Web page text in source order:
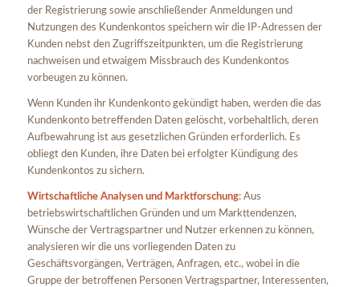
der Registrierung sowie anschließender Anmeldungen und
Nutzungen des Kundenkontos speichern wir die IP-Adressen der
Kunden nebst den Zugriffszeitpunkten, um die Registrierung
nachweisen und etwaigem Missbrauch des Kundenkontos
vorbeugen zu können.
Wenn Kunden ihr Kundenkonto gekündigt haben, werden die das
Kundenkonto betreffenden Daten gelöscht, vorbehaltlich, deren
Aufbewahrung ist aus gesetzlichen Gründen erforderlich. Es
obliegt den Kunden, ihre Daten bei erfolgter Kündigung des
Kundenkontos zu sichern.
Wirtschaftliche Analysen und Marktforschung: Aus
betriebswirtschaftlichen Gründen und um Markttendenzen,
Wünsche der Vertragspartner und Nutzer erkennen zu können,
analysieren wir die uns vorliegenden Daten zu
Geschäftsvorgängen, Verträgen, Anfragen, etc., wobei in die
Gruppe der betroffenen Personen Vertragspartner, Interessenten,